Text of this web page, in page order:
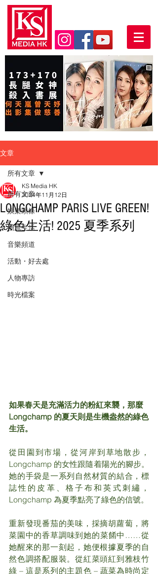
文章
所有文章
娛樂頭條
潮流生活
音樂頻道
活動・好去處
人物專訪
時光檔案
所有文章
LONGCHAMP PARIS LIVE GREEN!
綠色生活! 2025 夏季系列
KS Media HK
2024年11月12日
如果春天是充滿活力的粉紅來襲，那麼
Longchamp 的夏天則是生機盎然的綠色
生活。
從田園到市場，從河岸到草地散步，
Longchamp 的女性跟隨着陽光的腳步。
她的手袋是一系列自然材質的結合，標
誌性的皮革、格子布和英式刺繡，
Longchamp 為夏季點亮了綠色的信號。
重新發現番茄的美味，採摘胡蘿蔔，將
菜園中的香草調味到她的菜餚中……從
她醒來的那一刻起，她便根據夏季的自
然色調搭配服裝。從紅菜頭紅到雅枝竹
綠 – 這是系列的主題色 – 蔬菜為時尚定